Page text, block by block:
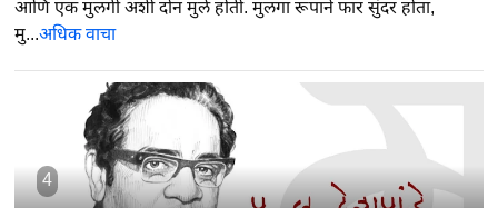
आणि एक मुलगी अशी दोन मुले होती. मुलगा रूपाने फार सुंदर होता,
मु...अधिक वाचा
4